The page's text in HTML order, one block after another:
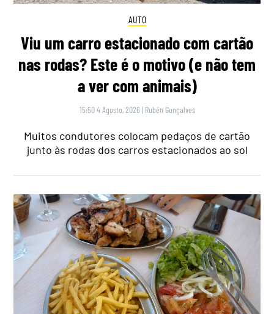
AUTO
Viu um carro estacionado com cartão
nas rodas? Este é o motivo (e não tem
a ver com animais)
15:50 4 Agosto, 2026 | Rubén Gonçalves
Muitos condutores colocam pedaços de cartão
junto às rodas dos carros estacionados ao sol